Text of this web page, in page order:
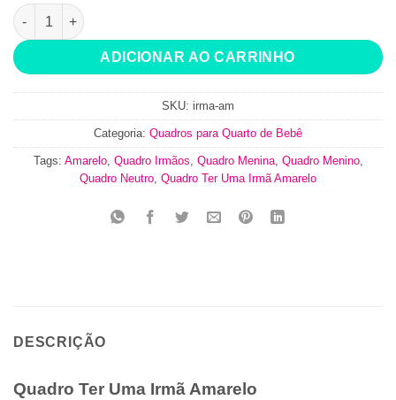
Quadro Ter Uma Irmã Amarelo quantidade
ADICIONAR AO CARRINHO
SKU: irma-am
Categoria: Quadros para Quarto de Bebê
Tags: Amarelo, Quadro Irmãos, Quadro Menina, Quadro Menino,
Quadro Neutro, Quadro Ter Uma Irmã Amarelo
DESCRIÇÃO
Quadro Ter Uma Irmã Amarelo